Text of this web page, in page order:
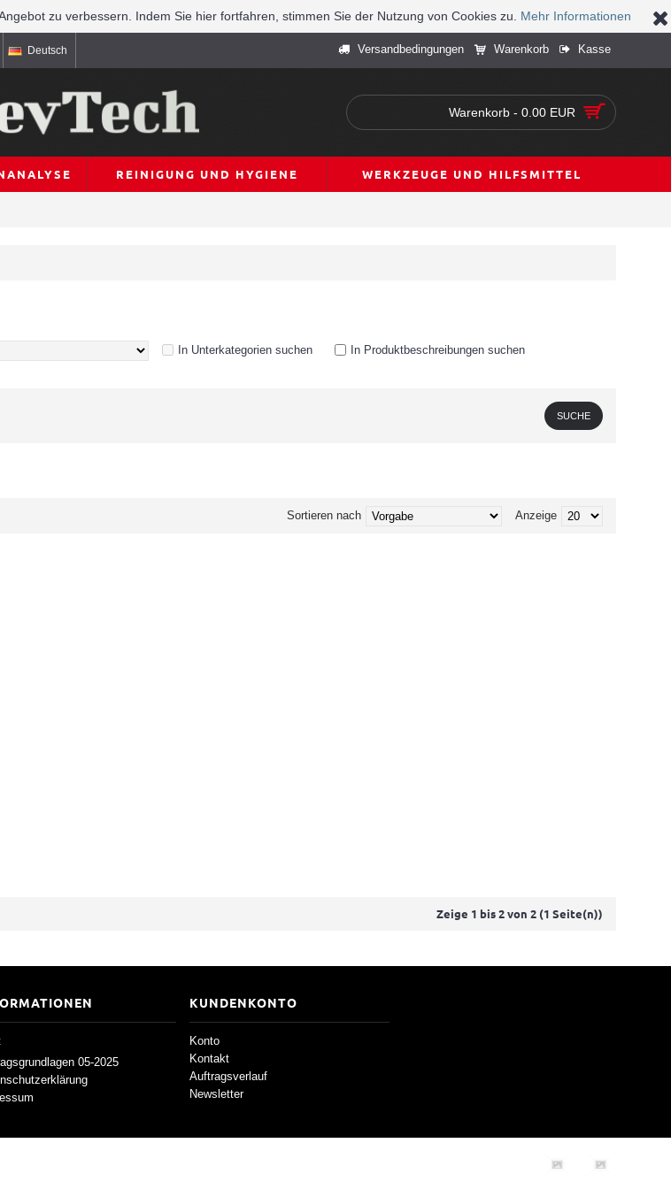
zu verbessern. Indem Sie hier fortfahren, stimmen Sie der Nutzung von Cookies zu. Mehr Informationen
Deutsch Versandbedingungen Warenkorb Kasse
Warenkorb - 0.00 EUR
REINIGUNG UND HYGIENE WERKZEUGE UND HILFSMITTEL
In Unterkategorien suchen In Produktbeschreibungen suchen
Anzeige
Sortieren nach
Zeige 1 bis 2 von 2 (1 Seite(n))
05-2025
KUNDENKONTO
Konto
Kontakt
Auftragsverlauf
Newsletter